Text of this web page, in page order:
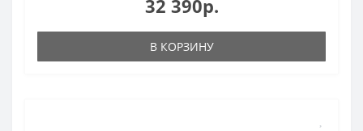
32 390р.
В КОРЗИНУ